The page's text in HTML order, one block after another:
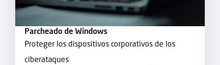
Parcheado de Windows
Proteger los dispositivos corporativos de los
ciberataques